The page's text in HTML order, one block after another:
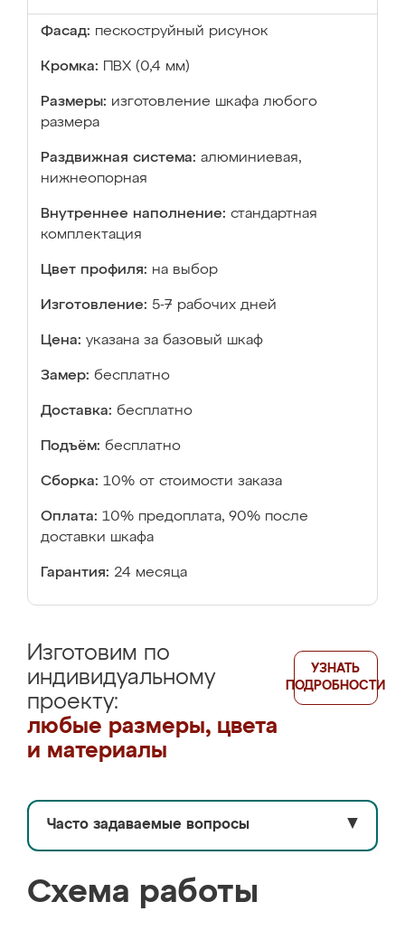
Фасад: пескоструйный рисунок
Кромка: ПВХ (0,4 мм)
Размеры: изготовление шкафа любого
размера
Раздвижная система: алюминиевая,
нижнеопорная
Внутреннее наполнение: стандартная
комплектация
Цвет профиля: на выбор
Изготовление: 5-7 рабочих дней
Цена: указана за базовый шкаф
Замер: бесплатно
Доставка: бесплатно
Подъём: бесплатно
Сборка: 10% от стоимости заказа
Оплата: 10% предоплата, 90% после
доставки шкафа
Гарантия: 24 месяца
Изготовим по
индивидуальному
проекту:
любые размеры, цвета
и материалы
УЗНАТЬ
ПОДРОБНОСТИ
Часто задаваемые вопросы ▼
Схема работы